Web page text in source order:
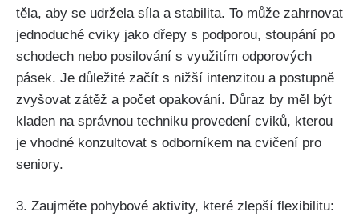
těla, aby se udržela síla a stabilita. To může zahrnovat
jednoduché cviky jako dřepy s podporou, stoupání po
schodech nebo posilování s využitím odporových
pásek. Je důležité začít s nižší intenzitou a postupně
zvyšovat zátěž a počet opakování. Důraz by měl být
kladen na správnou techniku provedení cviků, kterou
je vhodné konzultovat s odborníkem na cvičení pro
seniory.
3. Zaujměte pohybové aktivity, které zlepší flexibilitu: